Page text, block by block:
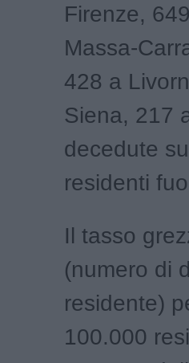
Firenze,
Massa-
428 a
Siena, 217
decedute
residenti
Il tasso
(numero di
residente)
100.000